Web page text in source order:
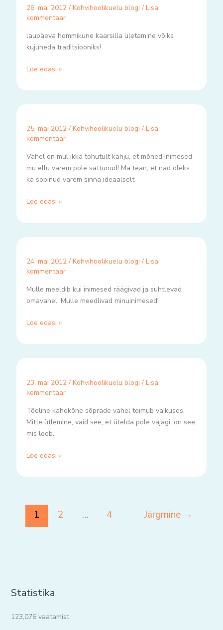
26. mai 2012 / Kohvihoolikuelu blogi / Lisa
kommentaar
laupäeva hommikune kaarsilla ületamine võiks
kujuneda traditsiooniks!
Loe edasi »
25. mai 2012 / Kohvihoolikuelu blogi / Lisa
kommentaar
Vahel on mul ikka tohutult kahju, et mõned inimesed
mu ellu varem pole sattunud! Ma tean, et nad oleks
ka sobinud varem sinna ideaalselt.
Loe edasi »
24. mai 2012 / Kohvihoolikuelu blogi / Lisa
kommentaar
Mulle meeldib kui inimesed räägivad ja suhtlevad
omavahel. Mulle meedlivad minuinimesed!
Loe edasi »
23. mai 2012 / Kohvihoolikuelu blogi / Lisa
kommentaar
Tõeline kahekõne sõprade vahel toimub vaikuses.
Mitte ütlemine, vaid see, et ütelda pole vajagi, on see,
mis loeb.
Loe edasi »
1 2 … 4 Järgmine →
Statistika
123,076 vaatamist